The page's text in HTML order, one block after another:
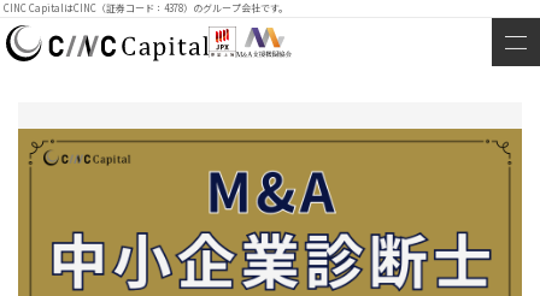
CINC CapitalはCINC（証券コード：4378）のグループ会社です。